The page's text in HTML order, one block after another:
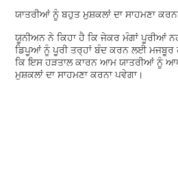
ਯਾਤਰੀਆਂ ਨੂੰ ਬਹੁਤ ਮੁਸ਼ਕਲਾਂ ਦਾ ਸਾਹਮਣਾ
ਯੂਨੀਅਨ ਨੇ ਕਿਹਾ ਹੈ ਕਿ ਜੇਕਰ ਮੰਗਾਂ ਪੂਰੀਆਂ
ਡਿਪੂਆਂ ਨੂੰ ਪੂਰੀ ਤਰ੍ਹਾਂ ਬੰਦ ਕਰਨ ਲਈ
ਕਿ ਇਸ ਹੜਤਾਲ ਕਾਰਨ ਆਮ ਯਾਤਰੀਆਂ ਨੂੰ
ਮੁਸ਼ਕਲਾਂ ਦਾ ਸਾਹਮਣਾ ਕਰਨਾ ਪਵੇਗਾ।